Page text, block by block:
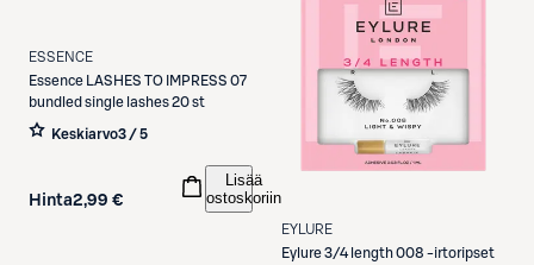
ESSENCE
Essence
LASHES TO IMPRESS 07
bundled single lashes 20 st
Keskiarvo3 / 5
Hinta2,99 €
Lisää
ostoskoriin
EYLURE
Eylure3/4 length 008 -irtoripset